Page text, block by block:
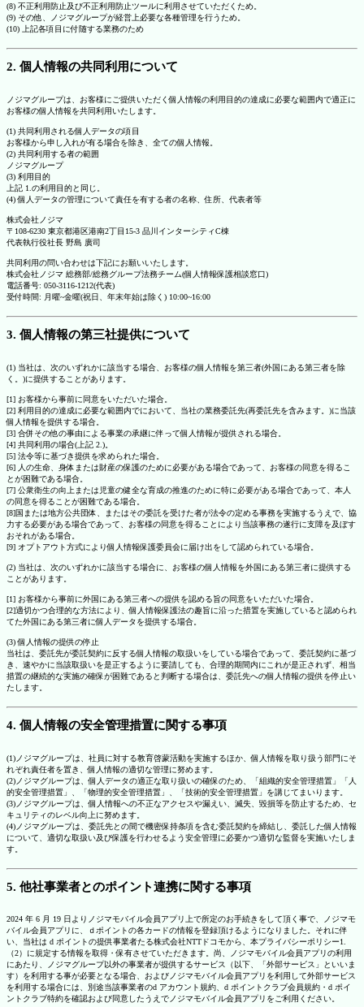
(8) 不正利用防止及び不正利用防止ツールに利用させていただくため。
(9) その他、ノジマグループが経営上必要な各種管理を行うため。
(10) 上記各項目に付随する業務のため
2. 個人情報の共同利用について
ノジマグループは、お客様にご提供いただく個人情報の利用目的の達成に必要な範囲内で適正に
お客様の個人情報を共同利用いたします。
(1) 共同利用される個人データの項目
お客様から申し入れが有る場合を除き、全ての個人情報。
(2) 共同利用する者の範囲
ノジマグループ
(3) 利用目的
上記 1.の利用目的と同じ。
(4) 個人データの管理について責任を有する者の名称、住所、代表者等
株式会社ノジマ
〒108-6230 東京都港区港南2丁目15-3 品川インターシティC棟
代表執行役社長 野島 廣司
共同利用の問い合わせは下記にお願いいたします。
株式会社ノジマ 総務部/総務グループ法務チーム(個人情報保護相談窓口)
電話番号: 050-3116-1212(代表)
受付時間: 月曜~金曜(祝日、年末年始は除く) 10:00~16:00
3. 個人情報の第三社提供について
(1) 当社は、次のいずれかに該当する場合、お客様の個人情報を第三者(外国にある第三者を除
く。)に提供することがあります。
[1] お客様から事前に同意をいただいた場合。
[2] 利用目的の達成に必要な範囲内でにおいて、当社の業務委託先(再委託先を含みます。)に当該
個人情報を提供する場合。
[3] 合併その他の事由による事業の承継に伴って個人情報が提供される場合。
[4] 共同利用の場合(上記 2.)。
[5] 法令等に基づき提供を求められた場合。
[6] 人の生命、身体または財産の保護のために必要がある場合であって、お客様の同意を得るこ
とが困難である場合。
[7] 公衆衛生の向上または児童の健全な育成の推進のために特に必要がある場合であって、本人
の同意を得ることが困難である場合。
[8]国または地方公共団体、またはその委託を受けた者が法令の定める事務を実施するうえで、協
力する必要がある場合であって、お客様の同意を得ることにより当該事務の遂行に支障を及ぼす
おそれがある場合。
[9] オプトアウト方式により個人情報保護委員会に届け出をして認められている場合。
(2) 当社は、次のいずれかに該当する場合に、お客様の個人情報を外国にある第三者に提供する
ことがあります。
[1] お客様から事前に外国にある第三者への提供を認める旨の同意をいただいた場合。
[2]適切かつ合理的な方法により、個人情報保護法の趣旨に沿った措置を実施していると認められ
てた外国にある第三者に個人データを提供する場合。
(3) 個人情報の提供の停止
当社は、委託先が委託契約に反する個人情報の取扱いをしている場合であって、委託契約に基づ
き、速やかに当該取扱いを是正するように要請しても、合理的期間内にこれが是正されず、相当
措置の継続的な実施の確保が困難であると判断する場合は、委託先への個人情報の提供を停止い
たします。
4. 個人情報の安全管理措置に関する事項
(1)ノジマグループは、社員に対する教育啓蒙活動を実施するほか、個人情報を取り扱う部門にそ
れぞれ責任者を置き、個人情報の適切な管理に努めます。
(2)ノジマグループは、個人データの適正な取り扱いの確保のため、「組織的安全管理措置」「人
的安全管理措置」、「物理的安全管理措置」、「技術的安全管理措置」を講じてまいります。
(3)ノジマグループは、個人情報への不正なアクセスや漏えい、滅失、毀損等を防止するため、セ
キュリティのレベル向上に努めます。
(4)ノジマグループは、委託先との間で機密保持条項を含む委託契約を締結し、委託した個人情報
について、適切な取扱い及び保護を行わせるよう安全管理に必要かつ適切な監督を実施いたしま
す。
5. 他社事業者とのポイント連携に関する事項
2024 年 6 月 19 日よりノジマモバイル会員アプリ上で所定のお手続きをして頂く事で、ノジマモ
バイル会員アプリに、ｄポイントの各カードの情報を登録頂けるようになりました。それに伴
い、当社は d ポイントの提供事業者たる株式会社NTTドコモから、本プライバシーポリシー1.
（2）に規定する情報を取得・保有させていただきます。尚、ノジマモバイル会員アプリの利用
にあたり、ノジマグループ以外の事業者が提供するサービス（以下、「外部サービス」といいま
す）を利用する事が必要となる場合、およびノジマモバイル会員アプリを利用して外部サービス
を利用する場合には、別途当該事業者のd アカウント規約、d ポイントクラブ会員規約・d ポイ
ントクラブ特約を確認および同意したうえでノジマモバイル会員アプリをご利用ください。